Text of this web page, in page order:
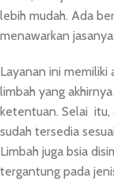
lebih mudah. Ada
menawarkan jasanya.
Layanan ini memiliki
limbah yang
ketentuan. Selai itu,
sudah tersedia
Limbah juga bsia
tergantung pada